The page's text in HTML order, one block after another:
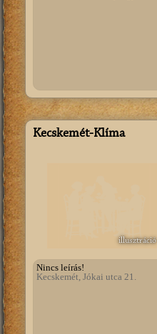
Kecskemét-Klíma
illusztráció
Nincs leírás!
Kecskemét, Jókai utca 21.